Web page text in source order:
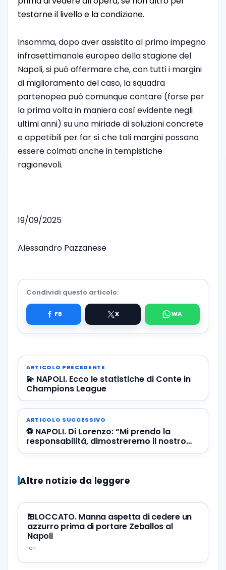
testarne il livello e la condizione.
Insomma, dopo aver assistito al primo impegno
infrasettimanale europeo della stagione del
Napoli, si può affermare che, con tutti i margini
di miglioramento del caso, la squadra
partenopea può comunque contare (forse per
la prima volta in maniera così evidente negli
ultimi anni) su una miriade di soluzioni concrete
e appetibili per far sì che tali margini possano
essere colmati anche in tempistiche
ragionevoli.
19/09/2025
Alessandro Pazzanese
Condividi questo articolo:
ARTICOLO PRECEDENTE
💫 NAPOLI. Ecco le statistiche di Conte in
Champions League
ARTICOLO SUCCESSIVO
⚽️ NAPOLI. Di Lorenzo: “Mi prendo la
responsabilità, dimostreremo il nostro
valore anche in Champions”
Altre notizie da leggere
❗️BLOCCATO. Manna aspetta di cedere un
azzurro prima di portare Zeballos al
Napoli
Ieri